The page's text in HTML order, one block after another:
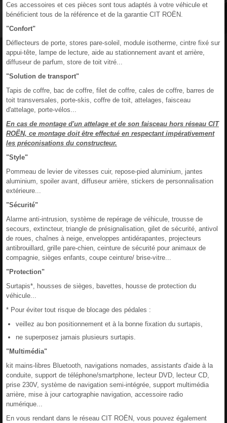
Ces accessoires et ces pièces sont tous adaptés à votre véhicule et
bénéficient tous de la référence et de la garantie CIT ROËN.
"Confort"
Déflecteurs de porte, stores pare-soleil, module isotherme, cintre fixé sur
appui-tête, lampe de lecture, aide au stationnement avant et arrière,
diffuseur de parfum, store de toit vitré...
"Solution de transport"
Tapis de coffre, bac de coffre, filet de coffre, cales de coffre, barres de
toit transversales, porte-skis, coffre de toit, attelages, faisceau
d'attelage, porte-vélos...
En cas de montage d'un attelage et de son faisceau hors réseau CIT
ROËN, ce montage doit être effectué en respectant impérativement
les préconisations du constructeur.
"Style"
Pommeau de levier de vitesses cuir, repose-pied aluminium, jantes
aluminium, spoiler avant, diffuseur arrière, stickers de personnalisation
extérieure...
"Sécurité"
Alarme anti-intrusion, système de repérage de véhicule, trousse de
secours, extincteur, triangle de présignalisation, gilet de sécurité, antivol
de roues, chaînes à neige, enveloppes antidérapantes, projecteurs
antibrouillard, grille pare-chien, ceinture de sécurité pour animaux de
compagnie, sièges enfants, coupe ceinture/ brise-vitre...
"Protection"
Surtapis*, housses de sièges, bavettes, housse de protection du
véhicule...
* Pour éviter tout risque de blocage des pédales :
veillez au bon positionnement et à la bonne fixation du surtapis,
ne superposez jamais plusieurs surtapis.
"Multimédia"
kit mains-libres Bluetooth, navigations nomades, assistants d'aide à la
conduite, support de téléphone/smartphone, lecteur DVD, lecteur CD,
prise 230V, système de navigation semi-intégrée, support multimédia
arrière, mise à jour cartographie navigation, accessoire radio
numérique...
En vous rendant dans le réseau CIT ROËN, vous pouvez également